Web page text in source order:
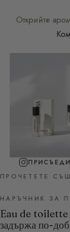
Открийте
ПРОЧЕТЕТЕ
НАРЪЧНИК ЗА
Eau de toilette
задържа по-